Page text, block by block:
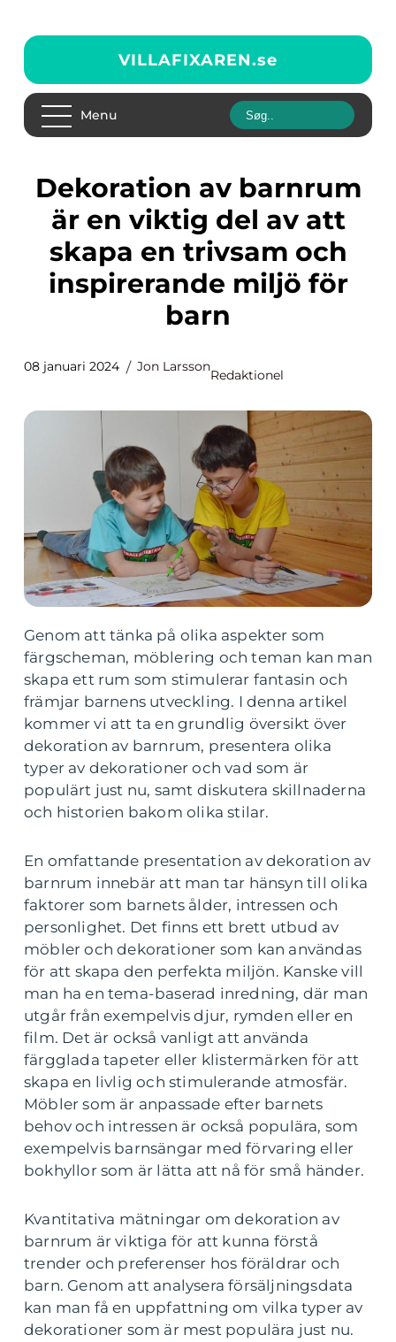
VILLAFIXAREN.se
Menu
Dekoration av barnrum
är en viktig del av att
skapa en trivsam och
inspirerande miljö för
barn
08 januari 2024 Jon Larsson
Redaktionel
Genom att tänka på olika aspekter som
färgscheman, möblering och teman kan man
skapa ett rum som stimulerar fantasin och
främjar barnens utveckling. I denna artikel
kommer vi att ta en grundlig översikt över
dekoration av barnrum, presentera olika
typer av dekorationer och vad som är
populärt just nu, samt diskutera skillnaderna
och historien bakom olika stilar.
En omfattande presentation av dekoration av
barnrum innebär att man tar hänsyn till olika
faktorer som barnets ålder, intressen och
personlighet. Det finns ett brett utbud av
möbler och dekorationer som kan användas
för att skapa den perfekta miljön. Kanske vill
man ha en tema-baserad inredning, där man
utgår från exempelvis djur, rymden eller en
film. Det är också vanligt att använda
färgglada tapeter eller klistermärken för att
skapa en livlig och stimulerande atmosfär.
Möbler som är anpassade efter barnets
behov och intressen är också populära, som
exempelvis barnsängar med förvaring eller
bokhyllor som är lätta att nå för små händer.
Kvantitativa mätningar om dekoration av
barnrum är viktiga för att kunna förstå
trender och preferenser hos föräldrar och
barn. Genom att analysera försäljningsdata
kan man få en uppfattning om vilka typer av
dekorationer som är mest populära just nu.